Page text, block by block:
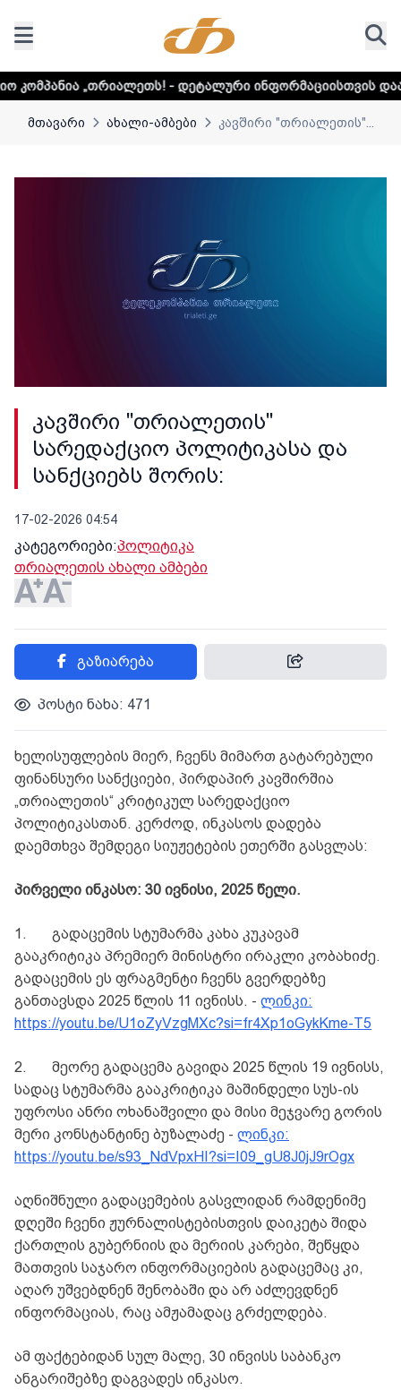
- დეტალური ინფორმაციისთვის დააკლიკეთ ლინკს
მთავარი ახალი-ამბები კავშირი "თრიალეთის"...
კავშირი "თრიალეთის"
სარედაქციო პოლიტიკასა და
სანქციებს შორის:
17-02-2026 04:54
კატეგორიები:პოლიტიკა
თრიალეთის ახალი ამბები
გაზიარება
პოსტი ნახა: 471
ხელისუფლების მიერ, ჩვენს მიმართ გატარებული
ფინანსური სანქციები, პირდაპირ კავშირშია
„თრიალეთის“ კრიტიკულ სარედაქციო
პოლიტიკასთან. კერძოდ, ინკასოს დადება
დაემთხვა შემდეგი სიუჟეტების ეთერში გასვლას:
პირველი ინკასო: 30 ივნისი, 2025 წელი.
1. გადაცემის სტუმარმა კახა კუკავამ
გააკრიტიკა პრემიერ მინისტრი ირაკლი კობახიძე.
გადაცემის ეს ფრაგმენტი ჩვენს გვერდებზე
განთავსდა 2025 წლის 11 ივნისს. - ლინკი:
https://youtu.be/U1oZyVzgMXc?si=fr4Xp1oGykKme-T5
2. მეორე გადაცემა გავიდა 2025 წლის 19 ივნისს,
სადაც სტუმარმა გააკრიტიკა მაშინდელი სუს-ის
უფროსი ანრი ოხანაშვილი და მისი მეჯვარე გორის
მერი კონსტანტინე ბუზალაძე - ლინკი:
https://youtu.be/s93_NdVpxHI?si=I09_gU8J0jJ9rOgx
აღნიშნული გადაცემების გასვლიდან რამდენიმე
დღეში ჩვენი ჟურნალისტებისთვის დაიკეტა შიდა
ქართლის გუბერნიის და მერიის კარები, შეწყდა
მათთვის საჯარო ინფორმაციების გადაცემაც კი,
აღარ უშვებდნენ შენობაში და არ აძლევდნენ
ინფორმაციას, რაც ამჟამადაც გრძელდება.
ამ ფაქტებიდან სულ მალე, 30 ინვისს საბანკო
ანგარიშებზე დაგვადეს ინკასო.